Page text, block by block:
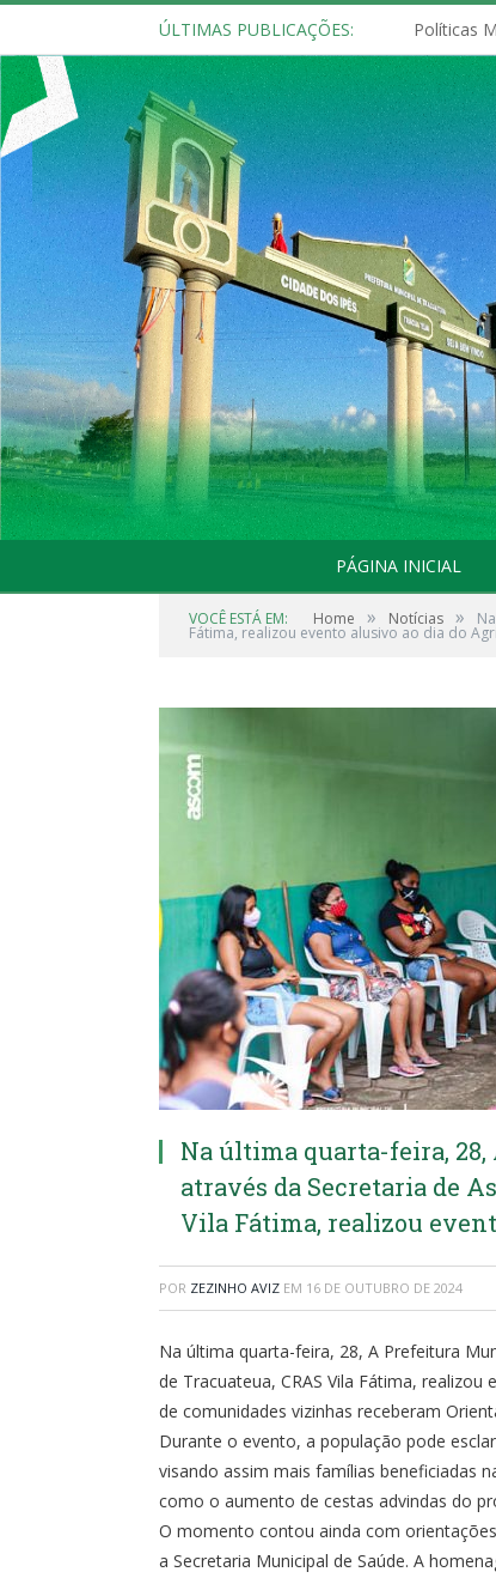
ÚLTIMAS PUBLICAÇÕES:
PÁGINA INICIAL
VOCÊ ESTÁ EM: Home » Notícias »
Fátima, realizou evento alusivo ao dia do
Na última quarta-feira,
através da Secretaria de
Vila Fátima, realizou
POR ZEZINHO AVIZ EM 16 DE OUTUBRO DE 2024
Na última quarta-feira, 28, A Prefeitura
de Tracuateua, CRAS Vila Fátima,
de comunidades vizinhas receberam
Durante o evento, a população pode
visando assim mais famílias beneficiadas
como o aumento de cestas advindas do
O momento contou ainda com
a Secretaria Municipal de Saúde. A